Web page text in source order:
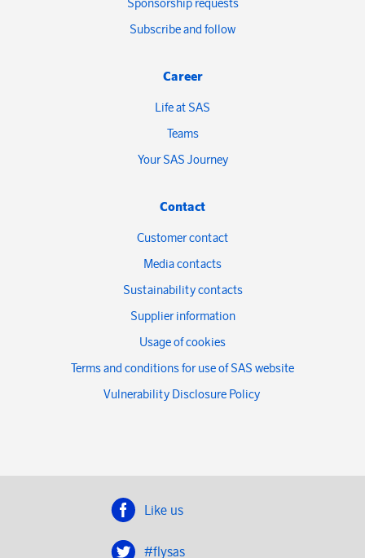
Sponsorship requests
Subscribe and follow
Career
Life at SAS
Teams
Your SAS Journey
Contact
Customer contact
Media contacts
Sustainability contacts
Supplier information
Usage of cookies
Terms and conditions for use of SAS website
Vulnerability Disclosure Policy
Like us
#flysas